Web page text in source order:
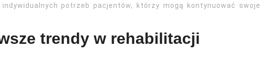
potrzeb pacjentów, którzy mogą kontynuować swoje
trendy w rehabilitacji